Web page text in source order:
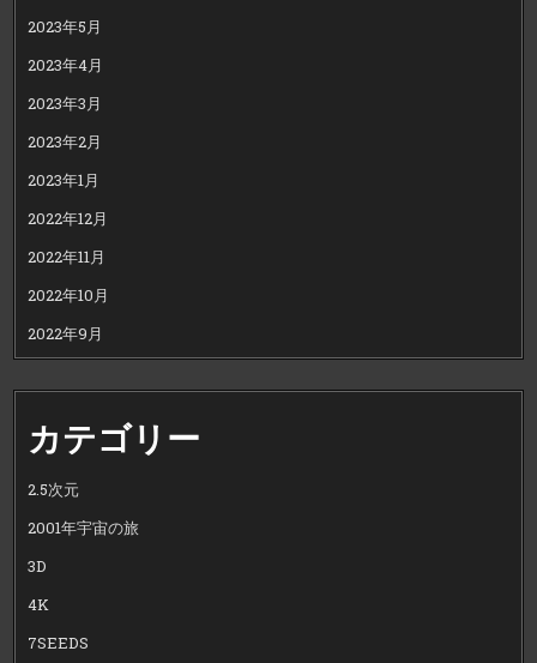
2023年5月
2023年4月
2023年3月
2023年2月
2023年1月
2022年12月
2022年11月
2022年10月
2022年9月
カテゴリー
2.5次元
2001年宇宙の旅
3D
4K
7SEEDS